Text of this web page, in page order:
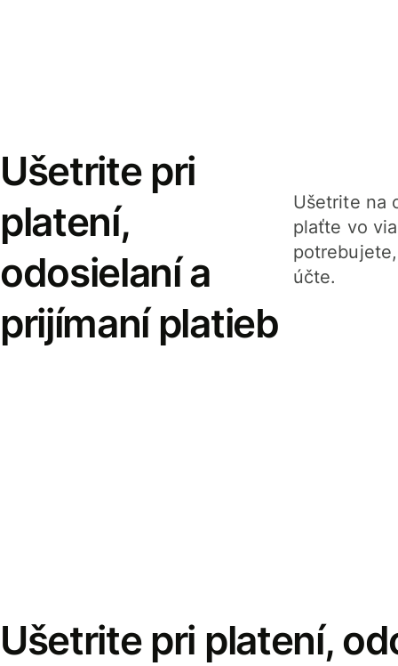
Ušetrite pri
platení,
odosielaní a
prijímaní platieb
Ušetrite na
plaťte vo
účte.
Ušetrite pri platení,